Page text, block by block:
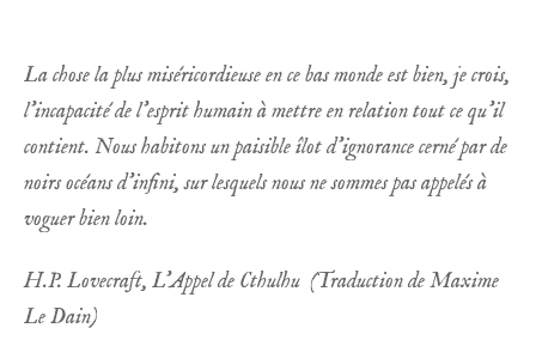
La chose la plus miséricordieuse en ce bas monde est bien, je crois,
l’incapacité de l’esprit humain à mettre en relation tout ce qu’il
contient. Nous habitons un paisible îlot d’ignorance cerné par de
noirs océans d’infini, sur lesquels nous ne sommes pas appelés à
voguer bien loin.
H.P. Lovecraft, L’Appel de Cthulhu (Traduction de Maxime
Le Dain)